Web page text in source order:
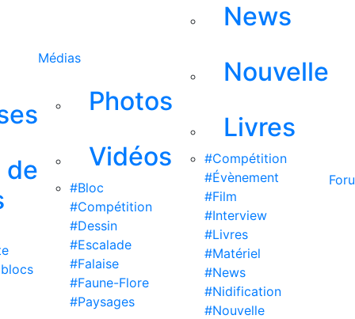
de
Médias
Photos
Vidéos
#Bloc
#Compétition
#Dessin
#Escalade
#Falaise
#Faune-Flore
#Paysages
News
Nouvelle
Livres
#Compétition
#Évènement
#Film
#Interview
#Livres
#Matériel
#News
#Nidification
#Nouvelle